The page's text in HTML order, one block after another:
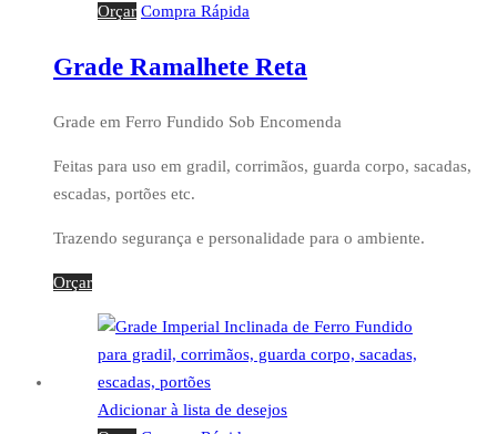
Orçar Compra Rápida
Grade Ramalhete Reta
Grade em Ferro Fundido Sob Encomenda
Feitas para uso em gradil, corrimãos, guarda corpo, sacadas,
escadas, portões etc.
Trazendo segurança e personalidade para o ambiente.
Orçar
Adicionar à lista de desejos